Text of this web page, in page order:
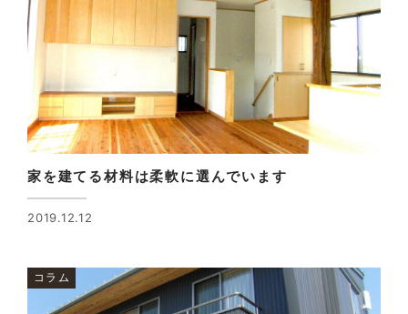
家を建てる材料は柔軟に選んでいます
2019.12.12
コラム